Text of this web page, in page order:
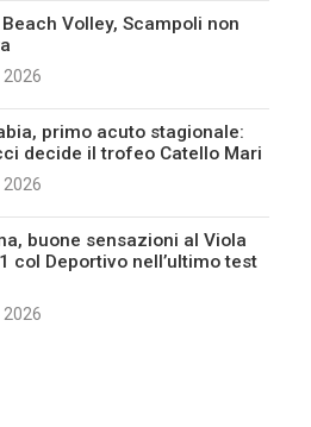
Volley, Scampoli non
primo acuto stagionale:
decide il trofeo Catello Mari
buone sensazioni al Viola
col Deportivo nell’ultimo test